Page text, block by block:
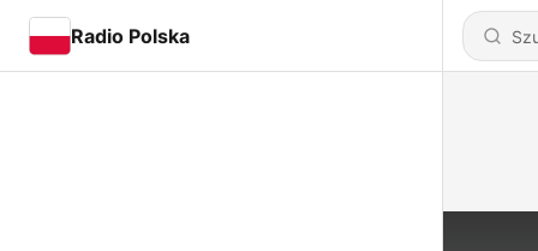
Radio Polska